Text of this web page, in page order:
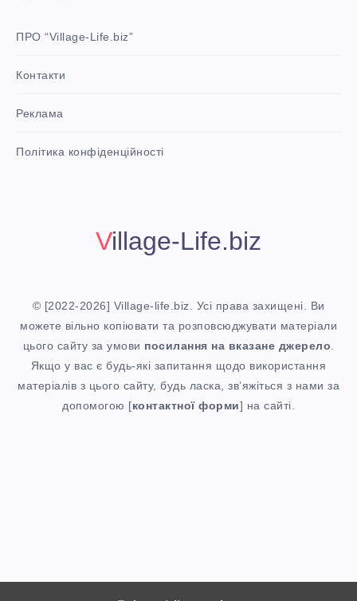
e
i
i
t
ПРО “Village-Life.biz”
Контакти
Реклама
Політика конфіденційності
Village-Life.biz
© [2022-2026] Village-life.biz. Усі права захищені. Ви
можете вільно копіювати та розповсюджувати матеріали
цього сайту за умови посилання на вказане джерело
Якщо у вас є будь-які запитання щодо використання
матеріалів з цього сайту, будь ласка, зв’яжіться з нами за
допомогою [контактної форми] на сайті.